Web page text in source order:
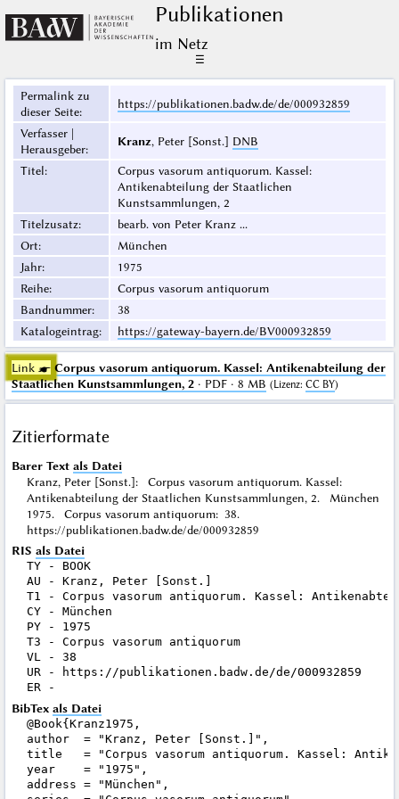
Publikationen
im Netz
☰
Permalink zu
dieser Seite:
https://publikationen.badw.de/de/000932859
Verfasser |
Herausgeber:
Kranz, Peter [Sonst.] DNB
Titel:
Corpus vasorum antiquorum. Kassel:
Antikenabteilung der Staatlichen
Kunstsammlungen, 2
Titelzusatz:
bearb. von Peter Kranz ...
Ort:
München
Jahr:
1975
Reihe:
Corpus vasorum antiquorum
Bandnummer:
38
Katalogeintrag: https://gateway-bayern.de/BV000932859
Link ☛ Corpus vasorum antiquorum. Kassel: Antikenabteilung der
Staatlichen Kunstsammlungen, 2· PDF · 8 MB (Lizenz: CC BY)
Zitierformate
Barer Text als Datei
Kranz, Peter [Sonst.]: Corpus vasorum antiquorum. Kassel:
Antikenabteilung der Staatlichen Kunstsammlungen, 2. München
1975. Corpus vasorum antiquorum: 38.
https://publikationen.badw.de/de/000932859
RIS als Datei
TY - BOOK
AU - Kranz, Peter [Sonst.]
T1 - Corpus vasorum antiquorum. Kassel:
CY - München
PY - 1975
T3 - Corpus vasorum antiquorum
VL - 38
UR - https://publikationen.badw.de/de/000932859
BibTex als Datei
@Book{Kranz1975,
author  = "Kranz, Peter [Sonst.]",
title   = "Corpus vasorum antiquorum. Kassel:
year    = "1975",
address = "München",